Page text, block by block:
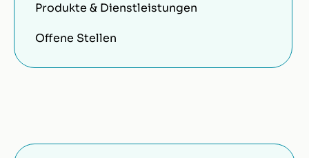
Produkte & Dienstleistungen
Offene Stellen